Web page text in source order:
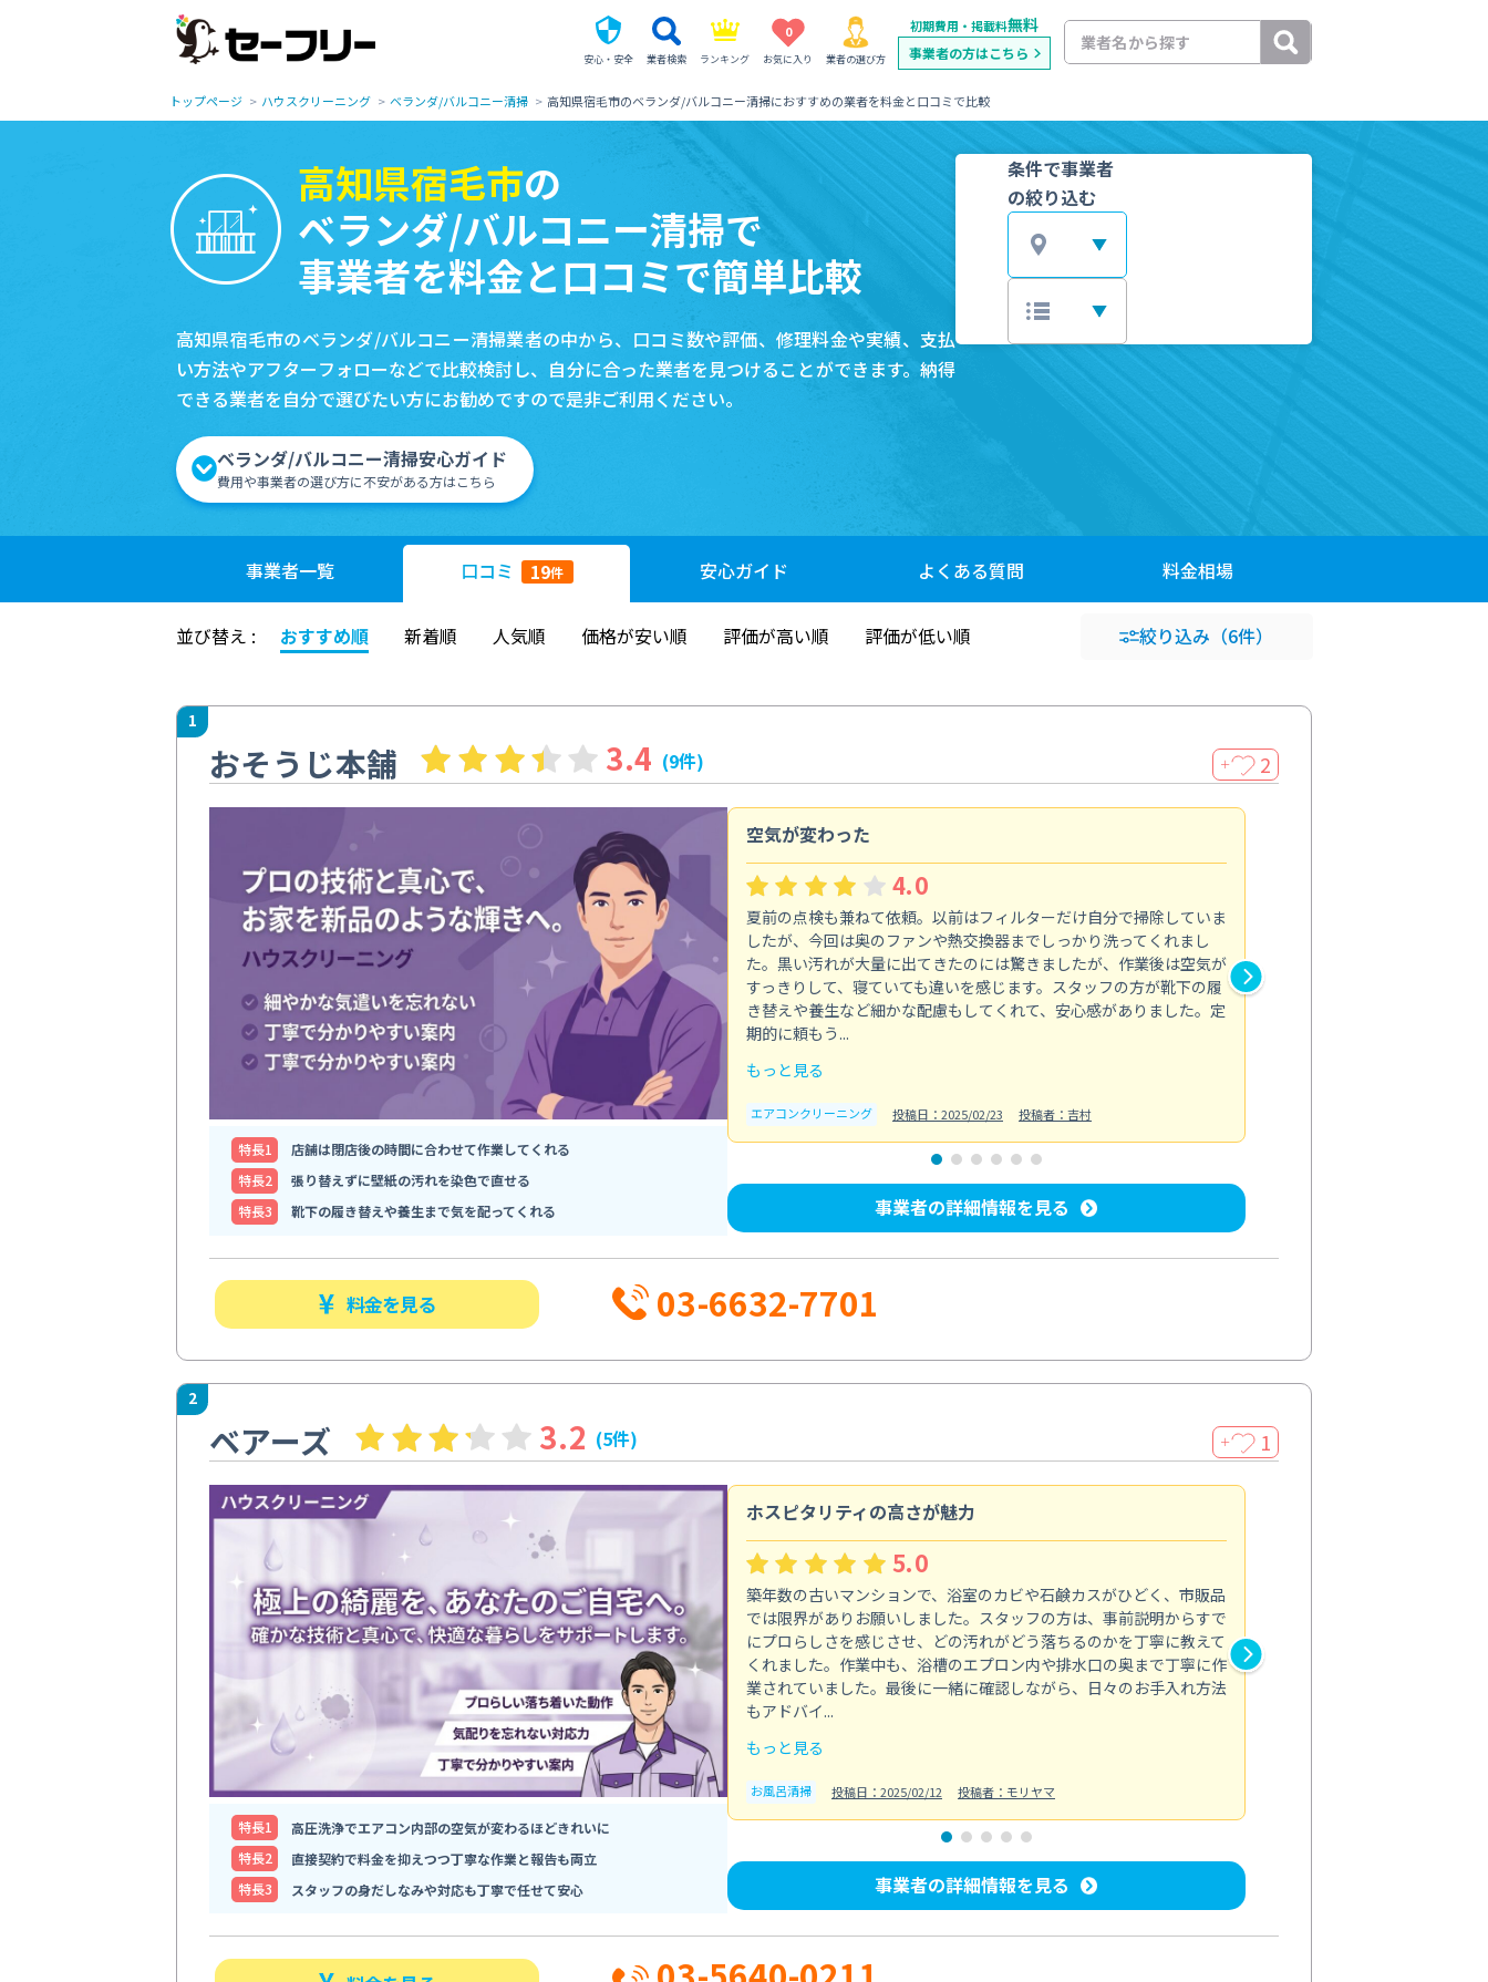
安心・安全 業者検索 ランキング
0
お気に入り 業者の選び方
初期費用・掲載料無料
事業者の方はこちら
トップページ ハウスクリーニング ベランダ/バルコニー清掃 高知県宿毛市のベランダ/バルコニー清掃におすすめの業者を料金と口コミで比較
高知県宿毛市の
ベランダ/バルコニー清掃で
事業者を料金と口コミで簡単比較
高知県宿毛市のベランダ/バルコニー清掃業者の中から、口コミ数や評価、修理料金や実績、支払
い方法やアフターフォローなどで比較検討し、自分に合った業者を見つけることができます。納得
できる業者を自分で選びたい方にお勧めですので是非ご利用ください。
ベランダ/バルコニー清掃安心ガイド
費用や事業者の選び方に不安がある方はこちら
条件で事業者
の絞り込む
事業者一覧 口コミ 19件 安心ガイド よくある質問 料金相場
並び替え : おすすめ順 新着順 人気順 価格が安い順 評価が高い順 評価が低い順 絞り込み （6件）
1
おそうじ本舗 3.4 (9件) ＋ 2
特⻑1
店舗は閉店後の時間に合わせて作業してくれる
特⻑2
張り替えずに壁紙の汚れを染色で直せる
特⻑3
靴下の履き替えや養生まで気を配ってくれる
空気が変わった
4.0
夏前の点検も兼ねて依頼。以前はフィルターだけ自分で掃除していま
したが、今回は奥のファンや熱交換器までしっかり洗ってくれまし
た。黒い汚れが大量に出てきたのには驚きましたが、作業後は空気が
すっきりして、寝ていても違いを感じます。スタッフの方が靴下の履
き替えや養生など細かな配慮もしてくれて、安心感がありました。定
期的に頼もう...
もっと見る
エアコンクリーニング 投稿日：2025/02/23 投稿者：吉村
事業者の詳細情報を見る
料金を見る 03-6632-7701
2
ベアーズ 3.2 (5件) ＋ 1
特⻑1
高圧洗浄でエアコン内部の空気が変わるほどきれいに
特⻑2
直接契約で料金を抑えつつ丁寧な作業と報告も両立
特⻑3
スタッフの身だしなみや対応も丁寧で任せて安心
ホスピタリティの高さが魅力
5.0
築年数の古いマンションで、浴室のカビや石鹸カスがひどく、市販品
では限界がありお願いしました。スタッフの方は、事前説明からすで
にプロらしさを感じさせ、どの汚れがどう落ちるのかを丁寧に教えて
くれました。作業中も、浴槽のエプロン内や排水口の奥まで丁寧に作
業されていました。最後に一緒に確認しながら、日々のお手入れ方法
もアドバイ...
もっと見る
お風呂清掃 投稿日：2025/02/12 投稿者：モリヤマ
事業者の詳細情報を見る